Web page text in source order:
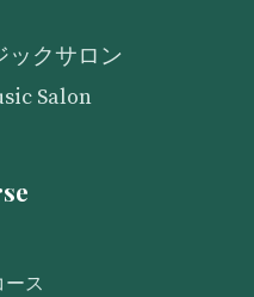
ックサロン
Salon
ース